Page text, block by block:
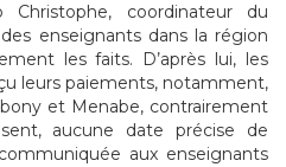
coordinateur du
enseignants dans la région
les faits. D’après lui, les
leurs paiements, notamment,
et Menabe, contrairement
aucune date précise de
aux enseignants